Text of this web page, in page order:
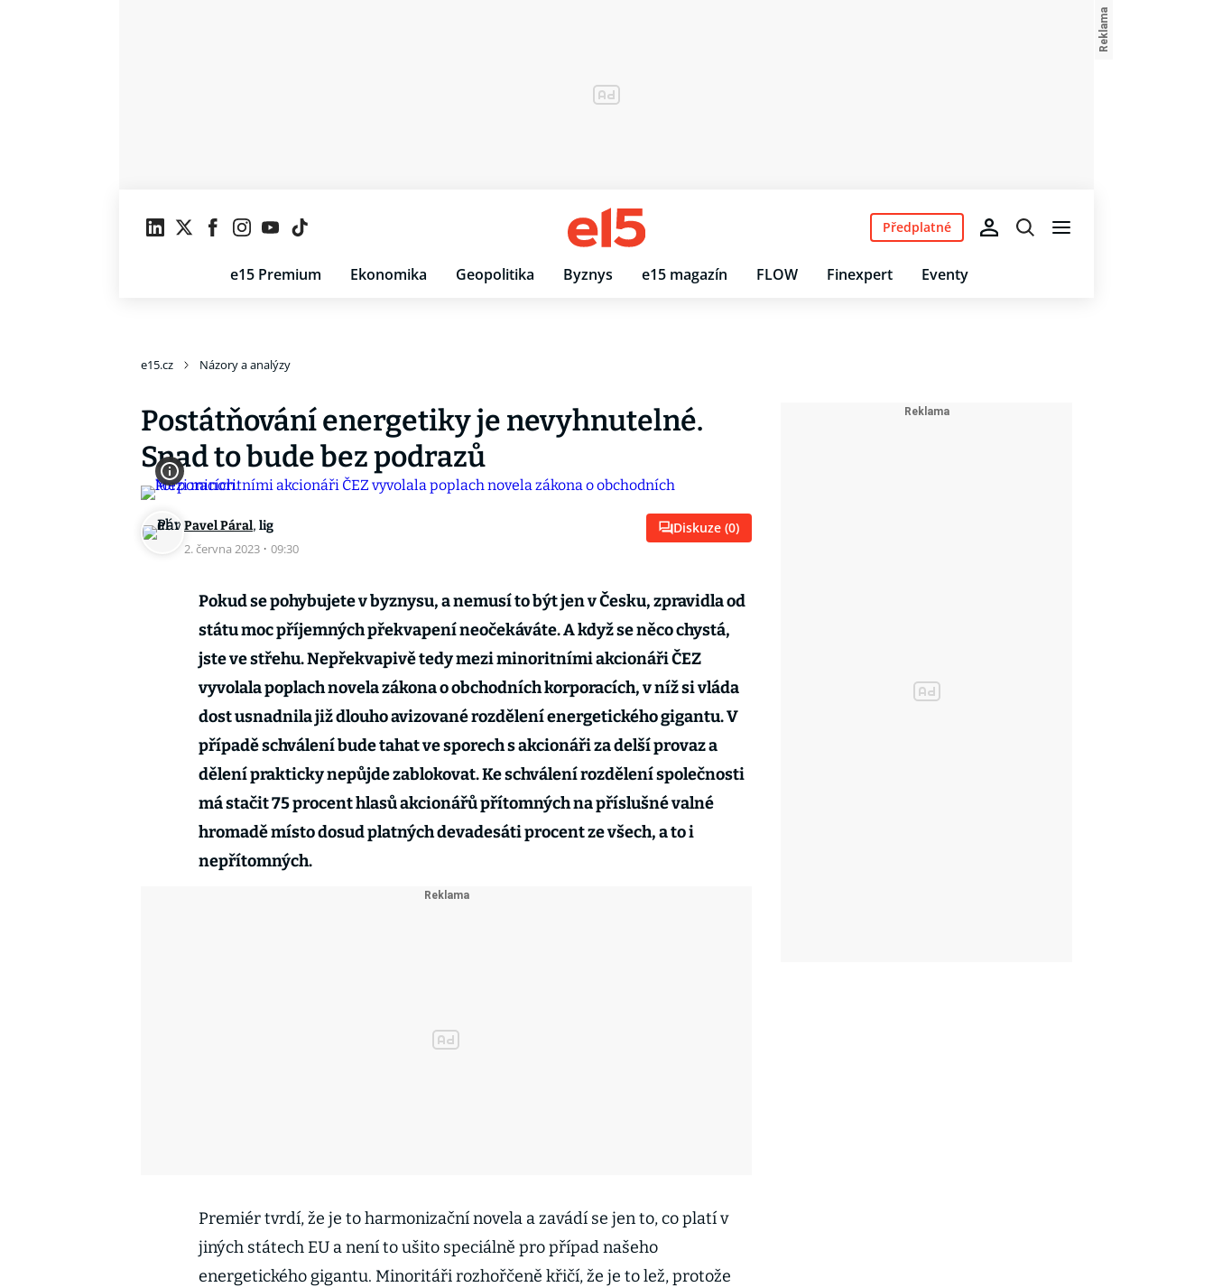
e15 Premium Ekonomika Geopolitika Byznys e15 magazín FLOW Finexpert Eventy
Předplatné
e15.cz Názory a analýzy
Postátňování energetiky je nevyhnutelné.
Snad to bude bez podrazů
Pavel Páral, lig
2. června 2023 · 09:30
Diskuze (0)
Pokud se pohybujete v byznysu, a nemusí to být jen v Česku, zpravidla od
státu moc příjemných překvapení neočekáváte. A když se něco chystá,
jste ve střehu. Nepřekvapivě tedy mezi minoritními akcionáři ČEZ
vyvolala poplach novela zákona o obchodních korporacích, v níž si vláda
dost usnadnila již dlouho avizované rozdělení energetického gigantu. V
případě schválení bude tahat ve sporech s akcionáři za delší provaz a
dělení prakticky nepůjde zablokovat. Ke schválení rozdělení společnosti
má stačit 75 procent hlasů akcionářů přítomných na příslušné valné
hromadě místo dosud platných devadesáti procent ze všech, a to i
nepřítomných.
Premiér tvrdí, že je to harmonizační novela a zavádí se jen to, co platí v
jiných státech EU a není to ušito speciálně pro případ našeho
energetického gigantu. Minoritáři rozhořčeně křičí, že je to lež, protože